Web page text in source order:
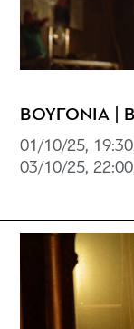
ΒΟΥΓΟΝΙΑ |
01/10/25,
03/10/25,